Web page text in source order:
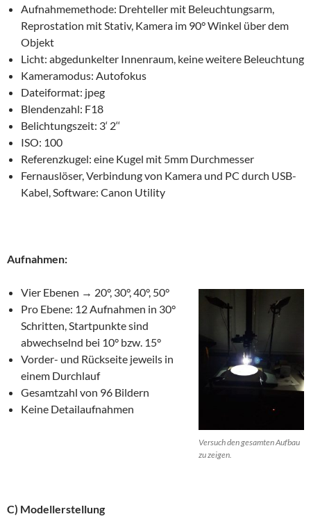
Aufnahmemethode: Drehteller mit Beleuchtungsarm,
Reprostation mit Stativ, Kamera im 90° Winkel über dem
Objekt
Licht: abgedunkelter Innenraum, keine weitere Beleuchtung
Kameramodus: Autofokus
Dateiformat: jpeg
Blendenzahl: F18
Belichtungszeit: 3‘ 2‘‘
ISO: 100
Referenzkugel: eine Kugel mit 5mm Durchmesser
Fernauslöser, Verbindung von Kamera und PC durch USB-
Kabel, Software: Canon Utility
Aufnahmen:
Versuch den gesamten Aufbau
zu zeigen.
Vier Ebenen → 20°, 30°, 40°, 50°
Pro Ebene: 12 Aufnahmen in 30°
Schritten, Startpunkte sind
abwechselnd bei 10° bzw. 15°
Vorder- und Rückseite jeweils in
einem Durchlauf
Gesamtzahl von 96 Bildern
Keine Detailaufnahmen
C) Modellerstellung